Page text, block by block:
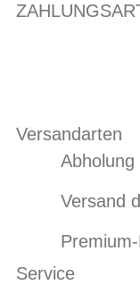
Versandarten
Versand
Service